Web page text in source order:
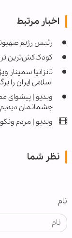
اخبار مرتبط
رئیس رژیم
کودک‌کش‌ترین
تانزانیا سمینار
اسلامی ایران را
ویدیو | پیشوای
چشمانمان دیدیم
ویدیو | مردم
نظر شما
نام